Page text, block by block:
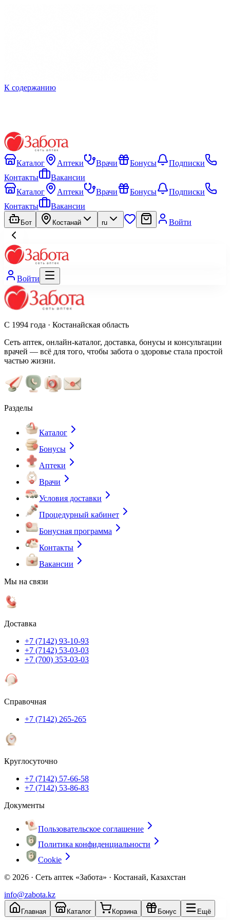
К содержанию
Каталог Аптеки Врачи Бонусы
Подписки
Контакты
Вакансии
Каталог
Аптеки Врачи Бонусы
Подписки
Контакты
Вакансии
Бот Костанай ru Войти
Войти
С 1994 года · Костанайская область
Сеть аптек, онлайн-каталог, доставка, бонусы и консультации
врачей — всё для того, чтобы забота о здоровье стала простой
частью жизни.
Разделы
Каталог
Бонусы
Аптеки
Врачи
Условия доставки
Процедурный кабинет
Бонусная программа
Контакты
Вакансии
Мы на связи
Доставка
+7 (7142) 93-10-93
+7 (7142) 53-03-03
+7 (700) 353-03-03
Справочная
+7 (7142) 265-265
Круглосуточно
+7 (7142) 57-66-58
+7 (7142) 53-86-83
Документы
Пользовательское соглашение
Политика конфиденциальности
Cookie
© 2026 · Сеть аптек «Забота» · Костанай, Казахстан
info@zabota.kz
Главная Каталог Корзина Бонус Ещё